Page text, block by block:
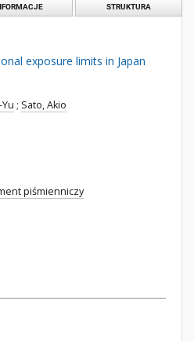
STRUKTURA
exposure limits in Japan
; Sato, Akio
piśmienniczy